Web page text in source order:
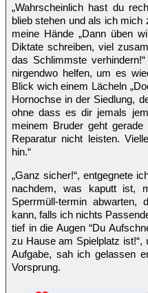
„Wahrscheinlich hast du
blieb stehen und als ich
meine Hände „Dann üben
Diktate schreiben, viel
das Schlimmste
nirgendwo helfen, um es
Blick wich einem Lächeln
Hornochse in der Siedlung,
ohne dass es dir jemals
meinem Bruder geht
Reparatur nicht leisten.
hin.“
„Ganz sicher!“, entgegnete
nachdem, was kaputt ist,
Sperrmüll-termin abwarten,
kann, falls ich nichts
tief in die Augen “Du
zu Hause am Spielplatz
Aufgabe, sah ich gelassen
Vorsprung.